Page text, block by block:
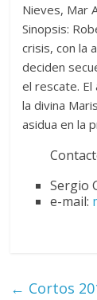
Nieves, Mar
Sinopsis:
crisis, con la
deciden
el rescate. El
la divina
asidua en la
Sergio
e-mail:
← Cortos